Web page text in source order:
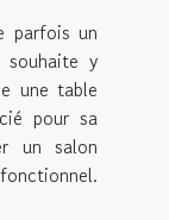
parfois un
souhaite y
une table
pour sa
un salon